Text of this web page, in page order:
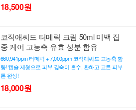
18,500원
코직애씨드 터메릭 크림 50ml 미백 집
중 케어 고농축 유효 성분 함유
660,941ppm 터메릭 + 7,000ppm 코직애씨드 고농축 함
량! 캡슐 제형으로 피부 깊숙이 흡수, 환하고 고른 피부
톤 완성!
18,000원